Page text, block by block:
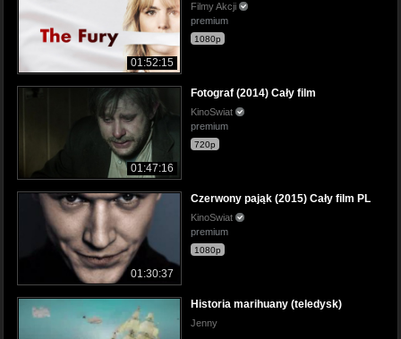
01:52:15
Filmy Akcji
premium
1080p
01:47:16
Fotograf (2014) Cały film
KinoSwiat
premium
720p
01:30:37
Czerwony pająk (2015) Cały film PL
KinoSwiat
premium
1080p
Historia marihuany (teledysk)
Jenny